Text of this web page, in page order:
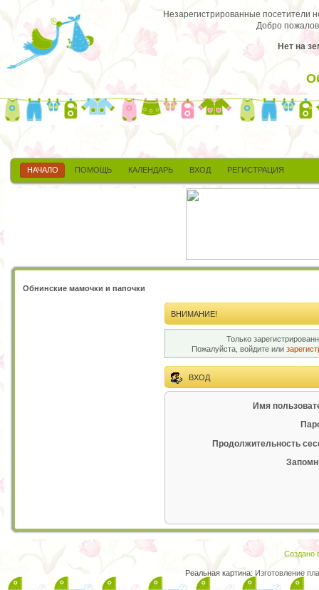
Незарегистрированные посетители
Добро
Нет на
НАЧАЛО ПОМОЩЬ КАЛЕНДАРЬ ВХОД РЕГИСТРАЦИЯ
Обнинские мамочки и папочки
ВНИМАНИЕ!
Только
Пожалуйста, войдите или
ВХОД
Имя
Продолжительность
Создано
Реальная картина: Изготовление